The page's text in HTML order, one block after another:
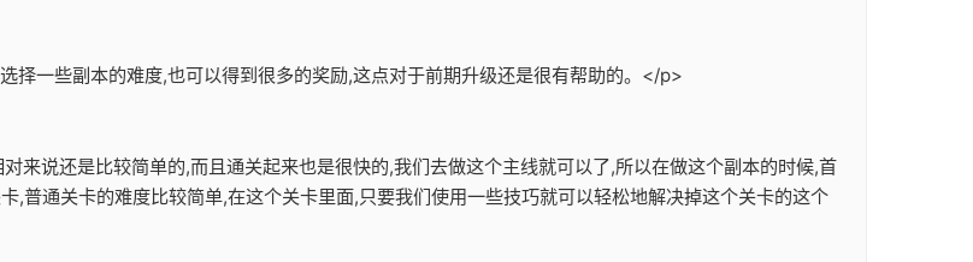
择一些副本的难度,也可以得到很多的奖励,这点对于前期升级还是很有帮助的。</p>
来说还是比较简单的,而且通关起来也是很快的,我们去做这个主线就可以了,所以在做这个副本的时候,首
,普通关卡的难度比较简单,在这个关卡里面,只要我们使用一些技巧就可以轻松地解决掉这个关卡的这个